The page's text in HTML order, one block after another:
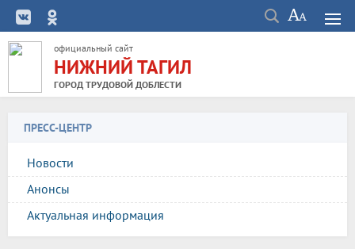
официальный сайт
НИЖНИЙ ТАГИЛ
ГОРОД ТРУДОВОЙ ДОБЛЕСТИ
ПРЕСС-ЦЕНТР
Новости
Анонсы
Актуальная информация